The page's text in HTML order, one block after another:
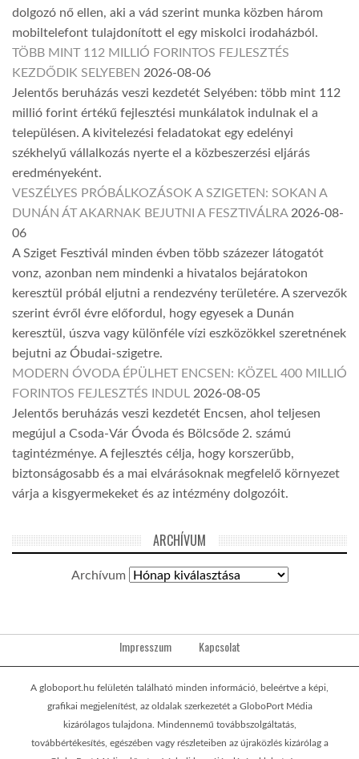
dolgozó nő ellen, aki a vád szerint munka közben három
mobiltelefont tulajdonított el egy miskolci irodaházból.
TÖBB MINT 112 MILLIÓ FORINTOS FEJLESZTÉS
KEZDŐDIK SELYEBEN 2026-08-06
Jelentős beruházás veszi kezdetét Selyében: több mint 112
millió forint értékű fejlesztési munkálatok indulnak el a
településen. A kivitelezési feladatokat egy edelényi
székhelyű vállalkozás nyerte el a közbeszerzési eljárás
eredményeként.
VESZÉLYES PRÓBÁLKOZÁSOK A SZIGETEN: SOKAN A
DUNÁN ÁT AKARNAK BEJUTNI A FESZTIVÁLRA 2026-08-
06
A Sziget Fesztivál minden évben több százezer látogatót
vonz, azonban nem mindenki a hivatalos bejáratokon
keresztül próbál eljutni a rendezvény területére. A szervezők
szerint évről évre előfordul, hogy egyesek a Dunán
keresztül, úszva vagy különféle vízi eszközökkel szeretnének
bejutni az Óbudai-szigetre.
MODERN ÓVODA ÉPÜLHET ENCSEN: KÖZEL 400 MILLIÓ
FORINTOS FEJLESZTÉS INDUL 2026-08-05
Jelentős beruházás veszi kezdetét Encsen, ahol teljesen
megújul a Csoda-Vár Óvoda és Bölcsőde 2. számú
tagintézménye. A fejlesztés célja, hogy korszerűbb,
biztonságosabb és a mai elvárásoknak megfelelő környezet
várja a kisgyermekeket és az intézmény dolgozóit.
ARCHÍVUM
Archívum
Impresszum Kapcsolat
A globoport.hu felületén található minden információ, beleértve a képi,
grafikai megjelenítést, az oldalak szerkezetét a GloboPort Média
kizárólagos tulajdona. Mindennemű továbbszolgáltatás,
továbbértékesítés, egészében vagy részleteiben az újraközlés kizárólag a